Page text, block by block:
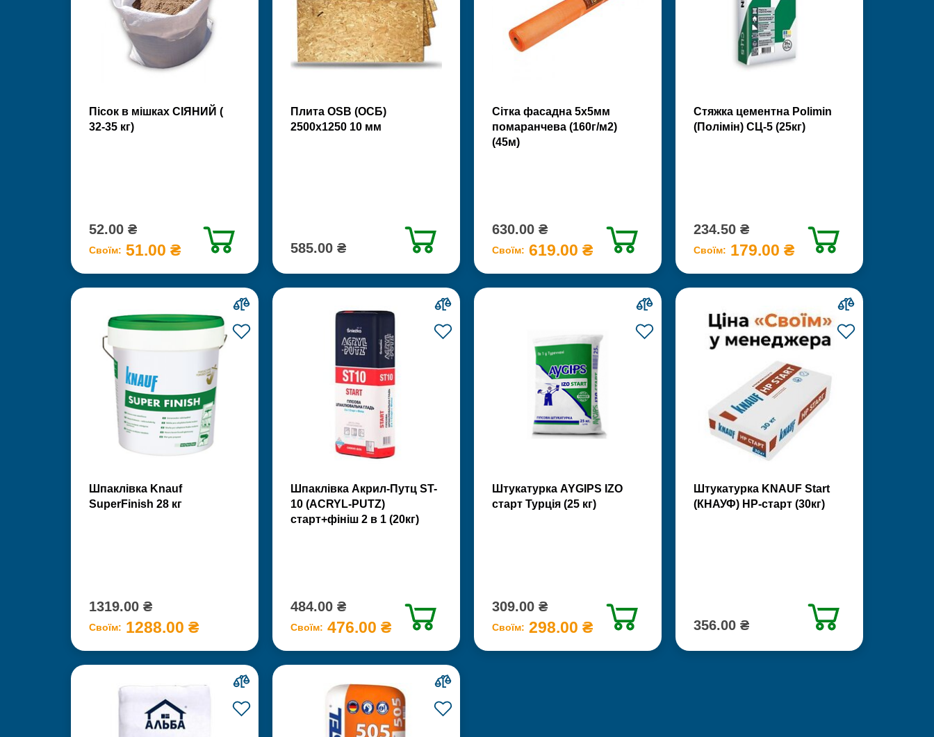
Пісок в мішках СІЯНИЙ (
32-35 кг)
52.00 ₴
Своїм: 51.00 ₴
Плита OSB (ОСБ)
2500х1250 10 мм
585.00 ₴
Сітка фасадна 5х5мм
помаранчева (160г/м2)
(45м)
630.00 ₴
Своїм: 619.00 ₴
Стяжка цементна Polimin
(Полімін) СЦ-5 (25кг)
234.50 ₴
Своїм: 179.00 ₴
Шпаклівка Knauf
SuperFinish 28 кг
1319.00 ₴
Своїм: 1288.00 ₴
Шпаклівка Акрил-Путц ST-
10 (ACRYL-PUTZ)
старт+фініш 2 в 1 (20кг)
484.00 ₴
Своїм: 476.00 ₴
Штукатурка AYGIPS IZO
старт Турція (25 кг)
309.00 ₴
Своїм: 298.00 ₴
Штукатурка KNAUF Start
(КНАУФ) НР-старт (30кг)
356.00 ₴